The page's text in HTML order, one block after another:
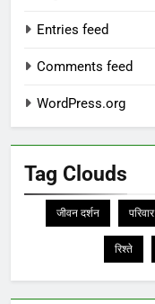
Entries feed
Comments feed
WordPress.org
Tag Clouds
जीवन दर्शन परिवार
रिश्ते